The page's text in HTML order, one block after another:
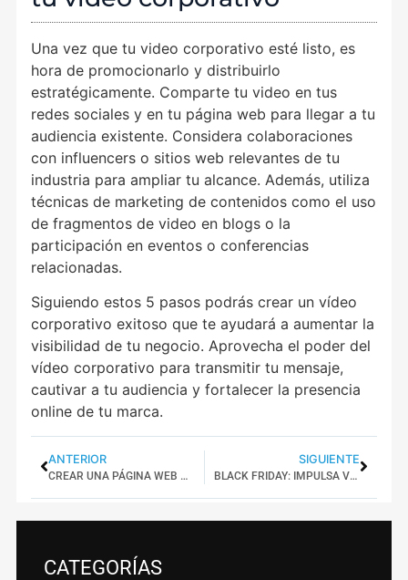
Una vez que tu video corporativo esté listo, es
hora de promocionarlo y distribuirlo
estratégicamente. Comparte tu video en tus
redes sociales y en tu página web para llegar a tu
audiencia existente. Considera colaboraciones
con influencers o sitios web relevantes de tu
industria para ampliar tu alcance. Además, utiliza
técnicas de marketing de contenidos como el uso
de fragmentos de video en blogs o la
participación en eventos o conferencias
relacionadas.
Siguiendo estos 5 pasos podrás crear un vídeo
corporativo exitoso que te ayudará a aumentar la
visibilidad de tu negocio. Aprovecha el poder del
vídeo corporativo para transmitir tu mensaje,
cautivar a tu audiencia y fortalecer la presencia
online de tu marca.
ANTERIOR
CREAR UNA PÁGINA WEB PARA MI EMPRESA
SIGUIENTE
BLACK FRIDAY: IMPULSA VENTAS CON TU WEB
CATEGORÍAS